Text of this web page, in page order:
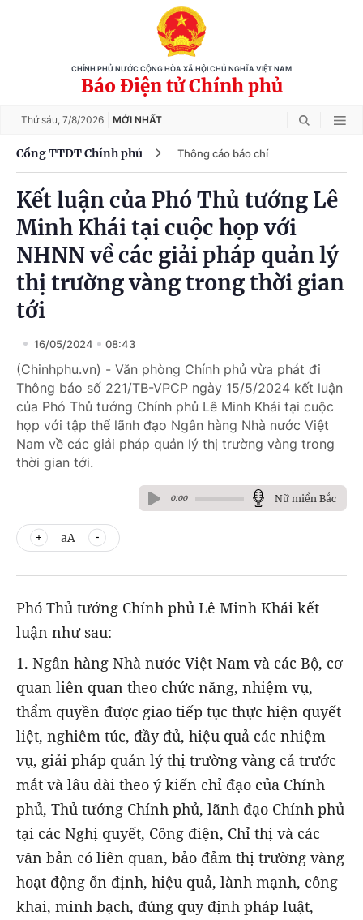
CHÍNH PHỦ NƯỚC CỘNG HÒA XÃ HỘI CHỦ NGHĨA VIỆT NAM
Báo Điện tử Chính phủ
Thứ sáu, 7/8/2026 MỚI NHẤT
Cổng TTĐT Chính phủ Thông cáo báo chí
Kết luận của Phó Thủ tướng Lê
Minh Khái tại cuộc họp với
NHNN về các giải pháp quản lý
thị trường vàng trong thời gian
tới
16/05/2024 08:43
(Chinhphu.vn) - Văn phòng Chính phủ vừa phát đi
Thông báo số 221/TB-VPCP ngày 15/5/2024 kết luận
của Phó Thủ tướng Chính phủ Lê Minh Khái tại cuộc
họp với tập thể lãnh đạo Ngân hàng Nhà nước Việt
Nam về các giải pháp quản lý thị trường vàng trong
thời gian tới.
0:00 Nữ miền Bắc
aA
Phó Thủ tướng Chính phủ Lê Minh Khái kết
luận như sau:
1. Ngân hàng Nhà nước Việt Nam và các Bộ, cơ
quan liên quan theo chức năng, nhiệm vụ,
thẩm quyền được giao tiếp tục thực hiện quyết
liệt, nghiêm túc, đầy đủ, hiệu quả các nhiệm
vụ, giải pháp quản lý thị trường vàng cả trước
mắt và lâu dài theo ý kiến chỉ đạo của Chính
phủ, Thủ tướng Chính phủ, lãnh đạo Chính phủ
tại các Nghị quyết, Công điện, Chỉ thị và các
văn bản có liên quan, bảo đảm thị trường vàng
hoạt động ổn định, hiệu quả, lành mạnh, công
khai, minh bạch, đúng quy định pháp luật,